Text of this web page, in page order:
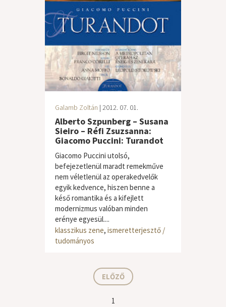
Galamb Zoltán | 2012. 07. 01.
Alberto Szpunberg – Susana
Sieiro – Réfi Zsuzsanna:
Giacomo Puccini: Turandot
Giacomo Puccini utolsó,
befejezetlenül maradt remekműve
nem véletlenül az operakedvelők
egyik kedvence, hiszen benne a
késő romantika és a kifejlett
modernizmus valóban minden
erénye egyesül....
klasszikus zene, ismeretterjesztő /
tudományos
ELŐZŐ
1